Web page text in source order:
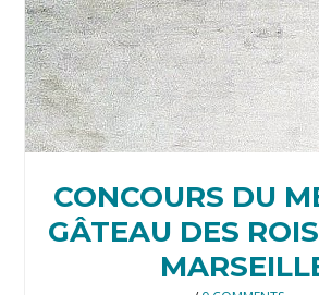
CONCOURS DU
GÂTEAU DES